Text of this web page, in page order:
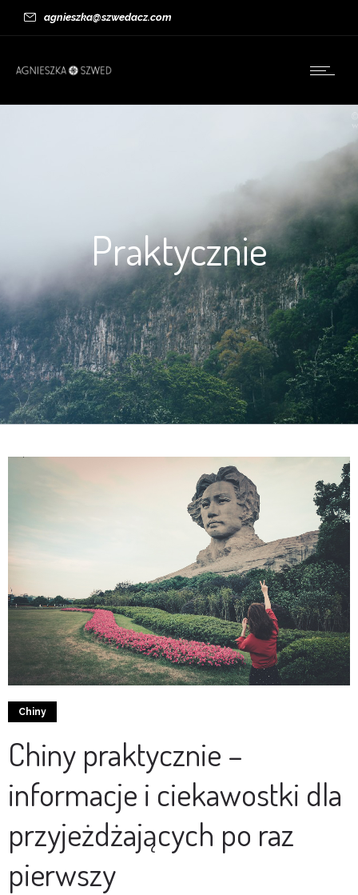
agnieszka@szwedacz.com
Praktycznie
Chiny
Chiny praktycznie –
informacje i ciekawostki dla
przyjeżdżających po raz
pierwszy